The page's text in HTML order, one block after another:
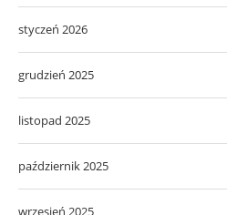
styczeń 2026
grudzień 2025
listopad 2025
październik 2025
wrzesień 2025